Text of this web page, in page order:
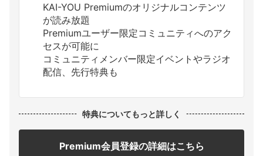
KAI-YOU Premiumのオリジナルコンテンツ
が読み放題
Premiumユーザー限定コミュニティへのアク
セスが可能に
コミュニティメンバー限定イベントやラジオ
配信、先行特典も
特典についてもっと詳しく
Premium会員登録の詳細はこちら